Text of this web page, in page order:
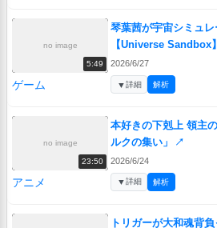
no image
5:49
琴葉茜が宇宙シミュ
【Universe Sandbox】
2026/6/27
ゲーム ▼詳細 解析
no image
23:50
本好きの下剋上 領主
ルクの集い」
↗
2026/6/24
アニメ ▼詳細 解析
トリガーが大和魂背